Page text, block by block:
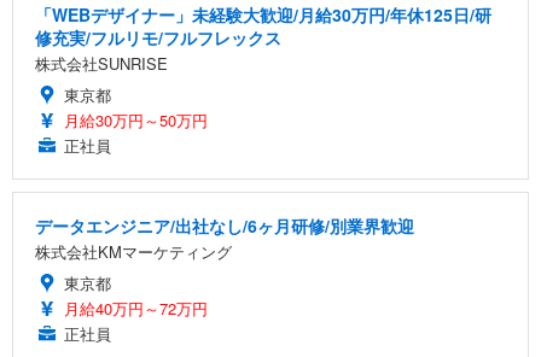
「WEBデザイナー」未経験大歓迎/月給30万円/年休125日/研
修充実/フルリモ/フルフレックス
株式会社SUNRISE
東京都
月給30万円～50万円
正社員
データエンジニア/出社なし/6ヶ月研修/別業界歓迎
株式会社KMマーケティング
東京都
月給40万円～72万円
正社員